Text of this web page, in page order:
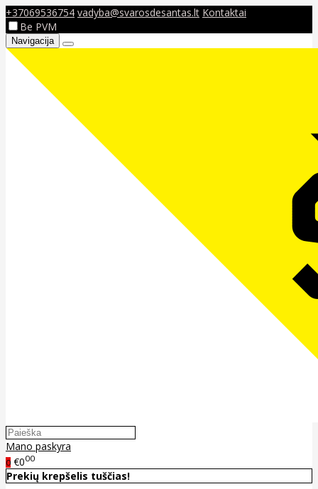
+37069536754 vadyba@svarosdesantas.lt Kontaktai
Be PVM
Navigacija
Mano paskyra
0 €000
Prekių krepšelis tuščias!